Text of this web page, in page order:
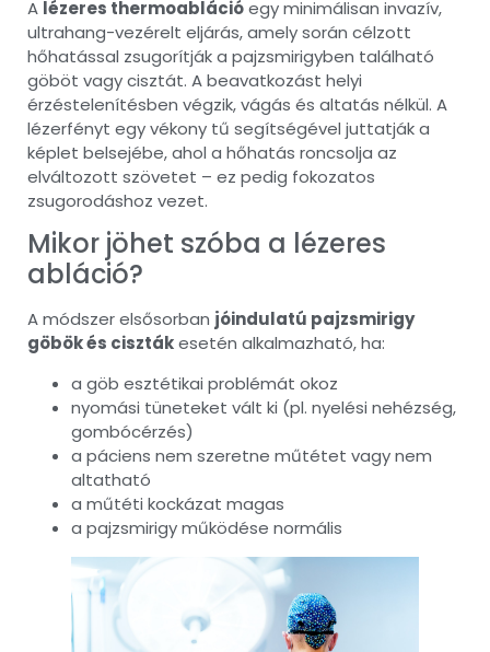
A lézeres thermoablációegy minimálisan invazív,
ultrahang-vezérelt eljárás, amely során célzott
hőhatással zsugorítják a pajzsmirigyben található
göböt vagy cisztát. A beavatkozást helyi
érzéstelenítésben végzik, vágás és altatás nélkül. A
lézerfényt egy vékony tű segítségével juttatják a
képlet belsejébe, ahol a hőhatás roncsolja az
elváltozott szövetet – ez pedig fokozatos
zsugorodáshoz vezet.
Mikor jöhet szóba a lézeres
abláció?
A módszer elsősorban jóindulatú pajzsmirigy
göbök és cisztákesetén alkalmazható, ha:
a göb esztétikai problémát okoz
nyomási tüneteket vált ki (pl. nyelési nehézség,
gombócérzés)
a páciens nem szeretne műtétet vagy nem
altatható
a műtéti kockázat magas
a pajzsmirigy működése normális